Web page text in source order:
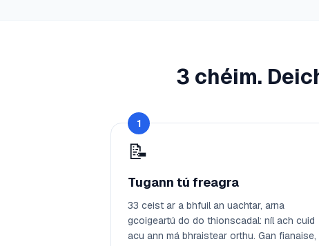
3 chéim.
1
📝
Tugann tú freagra
33 ceist ar a bhfuil an uachtar, arna
gcoigeartú do do thionscadal: níl ach cuid
acu ann má bhraistear orthu. Gan fianaise,